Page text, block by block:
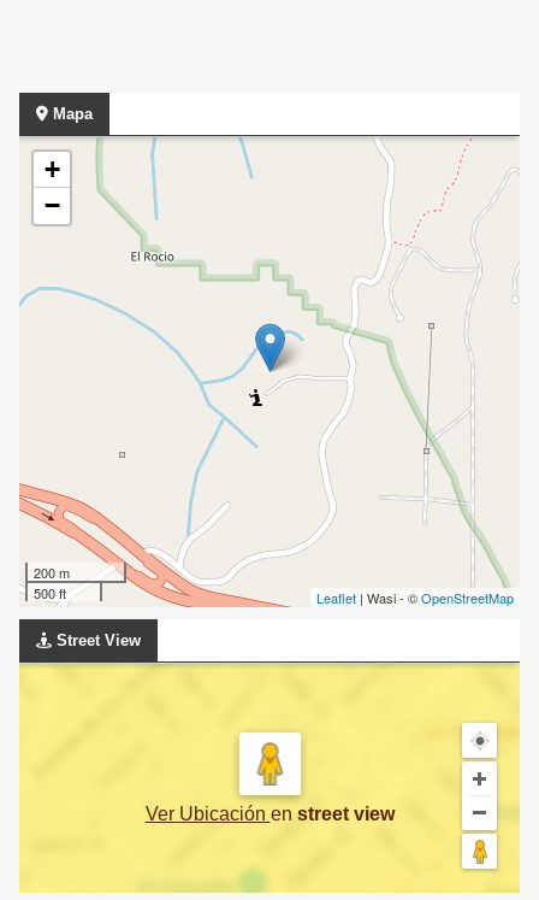
Mapa
+
−
200 m
500 ft
Leaflet | Wasi - ©OpenStreetMap
Street View
Ver Ubicación en street view